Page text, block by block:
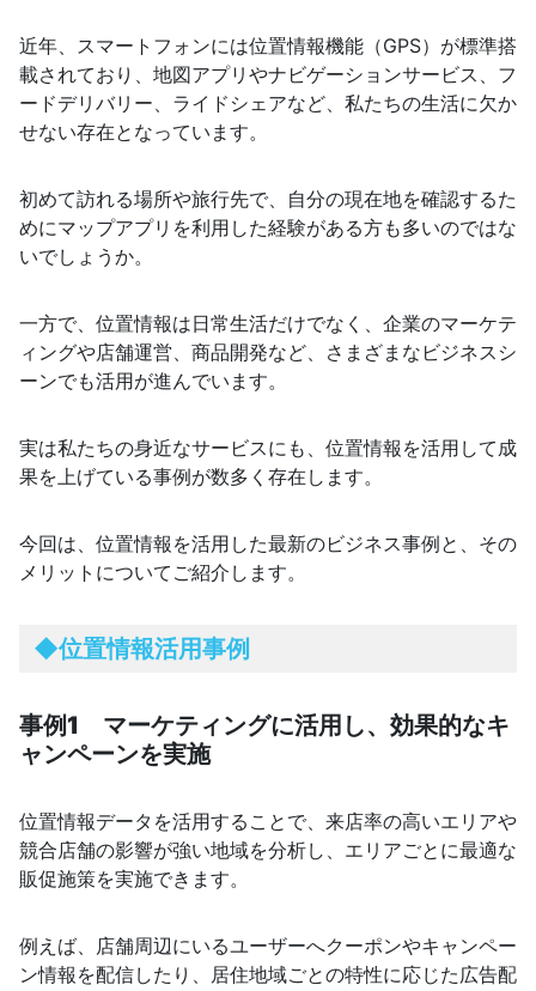
近年、スマートフォンには位置情報機能（GPS）が標準搭
載されており、地図アプリやナビゲーションサービス、フ
ードデリバリー、ライドシェアなど、私たちの生活に欠か
せない存在となっています。
初めて訪れる場所や旅行先で、自分の現在地を確認するた
めにマップアプリを利用した経験がある方も多いのではな
いでしょうか。
一方で、位置情報は日常生活だけでなく、企業のマーケテ
ィングや店舗運営、商品開発など、さまざまなビジネスシ
ーンでも活用が進んでいます。
実は私たちの身近なサービスにも、位置情報を活用して成
果を上げている事例が数多く存在します。
今回は、位置情報を活用した最新のビジネス事例と、その
メリットについてご紹介します。
◆位置情報活用事例
事例1 マーケティングに活用し、効果的なキ
ャンペーンを実施
位置情報データを活用することで、来店率の高いエリアや
競合店舗の影響が強い地域を分析し、エリアごとに最適な
販促施策を実施できます。
例えば、店舗周辺にいるユーザーへクーポンやキャンペー
ン情報を配信したり、居住地域ごとの特性に応じた広告配